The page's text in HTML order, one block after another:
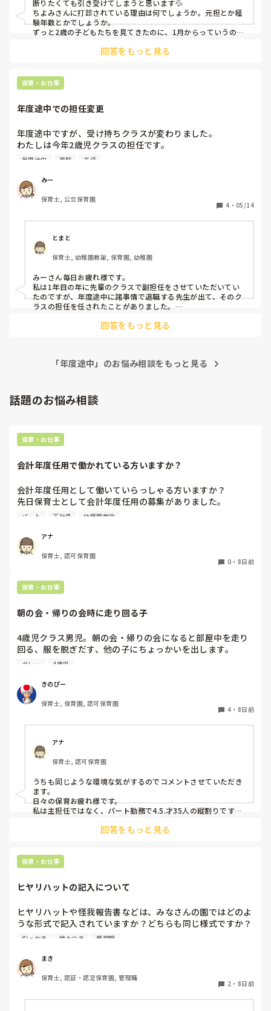
断りたくても引き受けてしまうと思います💦
ちよみさんに打診されている理由は何でしょうか。元担とか経
験年数とかでしょうか。
ずっと2歳の子どもたちを見てきたのに、1月からっていうのも
回答をもっと見る
保育・お仕事
年度途中での担任変更
年度途中ですが、受け持ちクラスが変わりました。
わたしは今年2歳児クラスの担任です。
昨日、わたしは休みを頂いていたのですが、突然職員1人が
す。わたしはその話を今日聞き、所長から、「2歳児クラス
から、1歳児クラス(退職する先生の所属するクラス)に移動
してほしい」と言われました。その話を、2歳児のペアの先
で、みんな戸惑ってました。(2歳児クラスの先生が休みの時
は2歳に入りますが)人手不足な業界だし、仕方のないことだ
けど、今のクラスの子どもたちと離れるのが寂しくて仕方あ
りません。たった1ヶ月半だったけど、わたしなりに愛情持
って関わってきていたんだと実感しました。去年フリーで、
どのクラスの子達とも完全な信頼関係は築いていけなかった
からこそ、担任として毎日同じ子どもたちと接する楽しさが
ありました。1歳児クラスの子どもたちも、やっと園生活に
によっては泣かれるだろうし…。
呟き失礼しました。
年度途中 家庭 生活
みー
保育士, 公立保育園
4 ・ 05/14
とまと
保育士, 幼稚園教諭, 保育園, 幼稚園
みーさん毎日お疲れ様です。
私は1年目の年に先輩のクラスで副担任をさせていただいてい
たのですが、年度途中に諸事情で退職する先生が出て、そのク
ラスの担任を任されたことがありました。
入ったクラスである程度の信頼関係が出来てきた中で違う学年
回答をもっと見る
「年度途中」のお悩み相談をもっと見る
話題のお悩み相談
保育・お仕事
会計年度任用で働かれている方いますか？
会計年度任用として働いていらっしゃる方いますか？
先日保育士として会計年度任用の募集がありました。
赤ちゃん訪問を主にするようですが、園勤務ではなく、保育
よろしくお願いします。
パート 正社員 幼稚園教諭
アナ
保育士, 認可保育園
0 ・ 8日前
保育・お仕事
朝の会・帰りの会時に走り回る子
4歳児クラス男児。朝の会・帰りの会になると部屋中を走り
回る、服を脱ぎだす、他の子にちょっかいを出します。
私が主担任、もう一人補助の先生がいますが、補助の先生は
です。
私がその子の対応をしているとクラス全体の流れが止まって
しまい、クラス全体が落ち着かなくなってしまう。別スペー
なる…という悪循環に陥ってしまっています。
何か少しでも良い方法はないかなと悩み、ここで相談させて
グレー 4歳児
きのぴー
保育士, 保育園, 認可保育園
4 ・ 8日前
アナ
保育士, 認可保育園
うちも同じような環境な気がするのでコメントさせていただき
ます。
日々の保育お疲れ様です。
私は主担任ではなく、パート勤務で4.5.才35人の縦割りです。
うちも要支援児が数名おり、朝の集まりで立って歌を歌うのに
立ちましょうの合図で立つかどうかはそれぞれで、したくない
という子どもは今はうたの時間だから立たなくてもいいから座
り回る子どもは減りました。
いですよね。。
要支援児とも関係が出来、私といることが安全基地と思ってく
れと、自分のもとに帰ってきてくれるので、少し落ち着いたか
とも思います。
手が足りないですよね。
メンタルやられないようにリフレッシュしながら頑張りましょ
うね。
回答をもっと見る
保育・お仕事
ヒヤリハットの記入について
ヒヤリハットや怪我報告書などは、みなさんの園ではどのよ
うな形式で記入されていますか？どちらも同じ様式ですか？
園の経営者が変わったため、様式を変える…みたいになって
引っかき 噛みつき 管理職
まき
保育士, 認証・認定保育園, 管理職
2 ・ 8日前